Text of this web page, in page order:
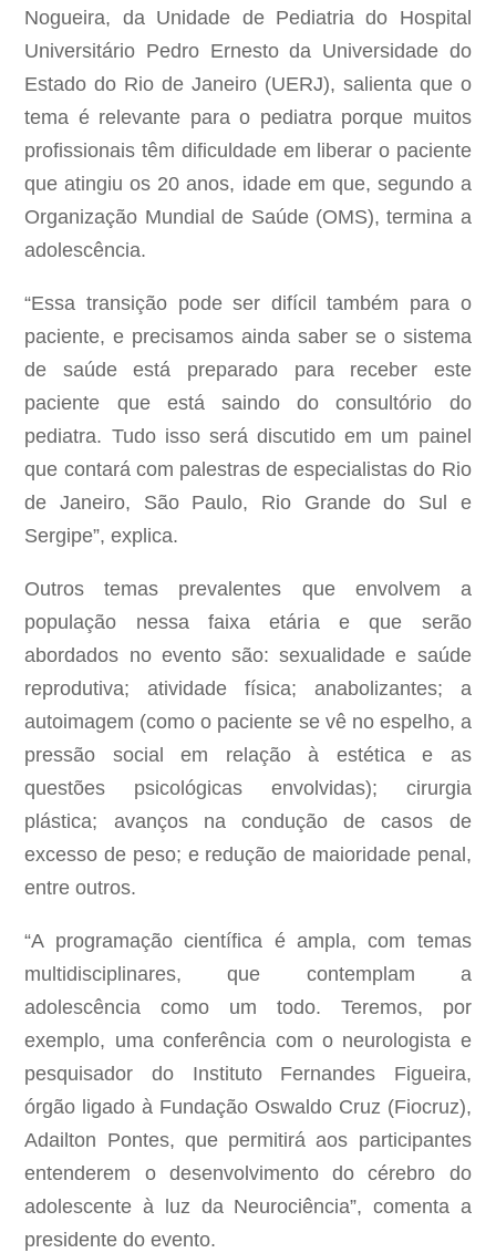
Nogueira, da Unidade de Pediatria do Hospital
Universitário Pedro Ernesto da Universidade do
Estado do Rio de Janeiro (UERJ), salienta que o
tema é relevante para o pediatra porque muitos
profissionais têm dificuldade em liberar o paciente
que atingiu os 20 anos, idade em que, segundo a
Organização Mundial de Saúde (OMS), termina a
adolescência.
“Essa transição pode ser difícil também para o
paciente, e precisamos ainda saber se o sistema
de saúde está preparado para receber este
paciente que está saindo do consultório do
pediatra. Tudo isso será discutido em um painel
que contará com palestras de especialistas do Rio
de Janeiro, São Paulo, Rio Grande do Sul e
Sergipe”, explica.
Outros temas prevalentes que envolvem a
população nessa faixa etária e que serão
abordados no evento são: sexualidade e saúde
reprodutiva; atividade física; anabolizantes; a
autoimagem (como o paciente se vê no espelho, a
pressão social em relação à estética e as
questões psicológicas envolvidas); cirurgia
plástica; avanços na condução de casos de
excesso de peso; e redução de maioridade penal,
entre outros.
“A programação científica é ampla, com temas
multidisciplinares, que contemplam a
adolescência como um todo. Teremos, por
exemplo, uma conferência com o neurologista e
pesquisador do Instituto Fernandes Figueira,
órgão ligado à Fundação Oswaldo Cruz (Fiocruz),
Adailton Pontes, que permitirá aos participantes
entenderem o desenvolvimento do cérebro do
adolescente à luz da Neurociência”, comenta a
presidente do evento.